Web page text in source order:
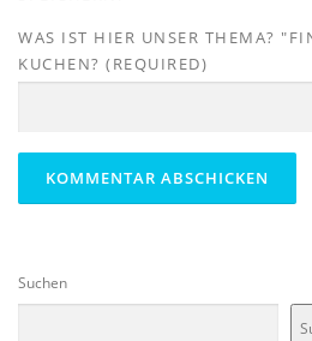
WAS IST HIER UNSER THEMA?
KUCHEN? (REQUIRED)
Suchen